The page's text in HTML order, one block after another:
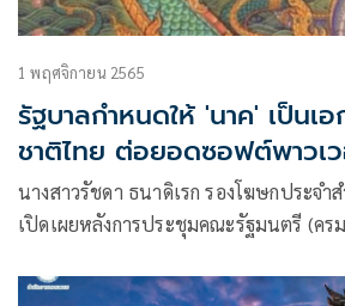
1 พฤศจิกายน 2565
รัฐบาลกำหนดให้ 'นาค' เป็นเ
ชาติไทย ต่อยอดซอฟต์พาวเ
นางสาวรัชดา ธนาดิเรก รองโฆษกประจำ
เปิดเผยหลังการประชุมคณะรัฐมนตรี (คร
เป็นการประกาศในเชิงสัญลักษณ์ เพื่อสร้า